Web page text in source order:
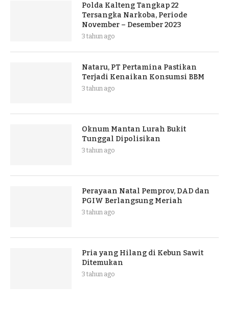
Polda Kalteng Tangkap 22
Tersangka Narkoba, Periode
November – Desember 2023
3 tahun ago
Nataru, PT Pertamina Pastikan
Terjadi Kenaikan Konsumsi BBM
3 tahun ago
Oknum Mantan Lurah Bukit
Tunggal Dipolisikan
3 tahun ago
Perayaan Natal Pemprov, DAD dan
PGIW Berlangsung Meriah
3 tahun ago
Pria yang Hilang di Kebun Sawit
Ditemukan
3 tahun ago